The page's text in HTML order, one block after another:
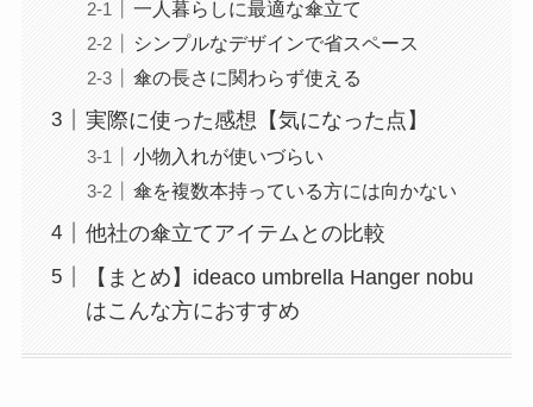
一人暮らしに最適な傘立て
シンプルなデザインで省スペース
傘の長さに関わらず使える
実際に使った感想【気になった点】
小物入れが使いづらい
傘を複数本持っている方には向かない
他社の傘立てアイテムとの比較
【まとめ】ideaco umbrella Hanger nobu
はこんな方におすすめ